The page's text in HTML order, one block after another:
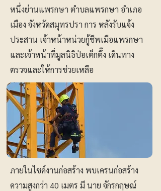
หนึ่งย่านแพรกษา ตำบลแพรกษา อำเภอ
เมือง จังหวัดสมุทรปรา การ หลังรับแจ้ง
ประสาน เจ้าหน้าหน่วยกู้ชีพเมือแพรกษา
และเจ้าหน้าที่มูลนิธิป่อเต็กตึ๊ง เดินทาง
ตรวจและให้การช่วยเหลือ
ภายในไซค์งานก่อสร้าง พบเครนก่อสร้าง
ความสูงกว่า 40 เมตร มี นาย จักรกฤษณ์